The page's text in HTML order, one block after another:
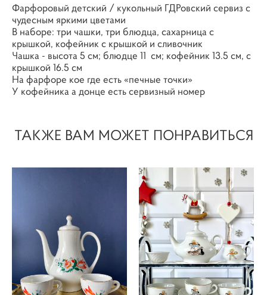
Фарфоровый детский / кукольный ГДРовский сервиз с
чудесным яркими цветами
В наборе: три чашки, три блюдца, сахарница с
крышкой, кофейник с крышкой и сливочник
Чашка - высота 5 см; блюдце 11 см; кофейник 13.5 см, с
крышкой 16.5 см
На фарфоре кое где есть «печные точки»
У кофейника а донце есть сервизный номер
ТАКЖЕ ВАМ МОЖЕТ ПОНРАВИТЬСЯ